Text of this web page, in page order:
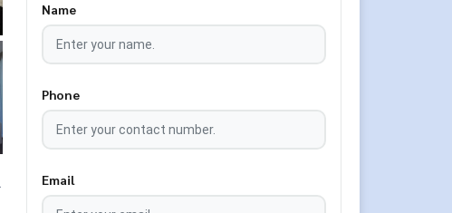
Name
Phone
Email